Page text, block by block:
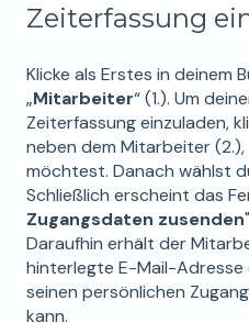
Zeiterfassung
Klicke als Erstes in deinem
„Mitarbeiter“ (1.). Um
Zeiterfassung einzuladen,
neben dem Mitarbeiter
möchtest. Danach wählst
Schließlich erscheint das
Zugangsdaten zusenden
Daraufhin erhält der
hinterlegte E-Mail-Adresse
seinen persönlichen
kann.